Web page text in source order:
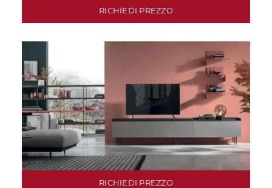
RICHIEDI PREZZO
RICHIEDI PREZZO